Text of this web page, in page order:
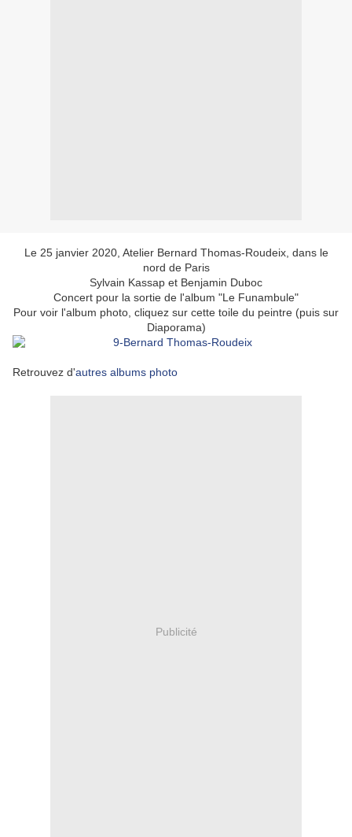
Le 25 janvier 2020, Atelier Bernard Thomas-Roudeix, dans le
nord de Paris
Sylvain Kassap et Benjamin Duboc
Concert pour la sortie de l'album "Le Funambule"
Pour voir l'album photo, cliquez sur cette toile du peintre (puis sur
Diaporama)
Retrouvez d'autres albums photo
Publicité